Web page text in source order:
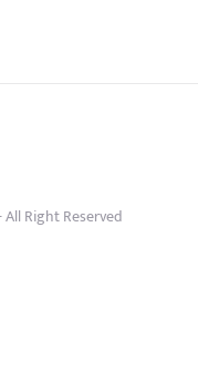
Right Reserved